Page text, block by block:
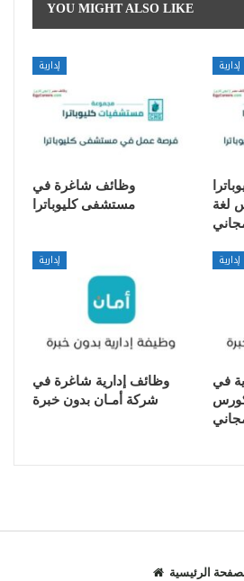
YOU MIGHT ALSO LIKE
إدارية
وظائف شاغرة في
مستشفى كليوباترا
إدارية
لغة
إدارية
وظائف إدارية شاغرة في
شركة أمـان بدون خبرة
إدارية
في
الرئيسية